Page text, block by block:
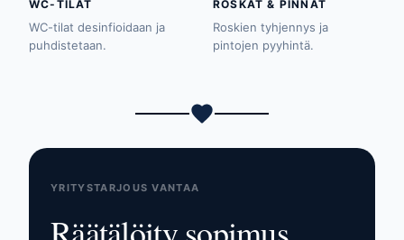
WC-TILAT
WC-tilat desinfioidaan ja
puhdistetaan.
ROSKAT & PINNAT
Roskien tyhjennys ja
pintojen pyyhintä.
YRITYSTARJOUS VANTAA